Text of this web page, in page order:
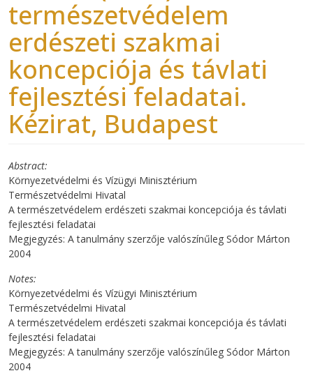
természetvédelem
erdészeti szakmai
koncepciója és távlati
fejlesztési feladatai.
Kézirat, Budapest
Abstract
Környezetvédelmi és Vízügyi Minisztérium
Természetvédelmi Hivatal
A természetvédelem erdészeti szakmai koncepciója és távlati
fejlesztési feladatai
Megjegyzés: A tanulmány szerzője valószínűleg Sódor Márton
2004
Notes
Környezetvédelmi és Vízügyi Minisztérium
Természetvédelmi Hivatal
A természetvédelem erdészeti szakmai koncepciója és távlati
fejlesztési feladatai
Megjegyzés: A tanulmány szerzője valószínűleg Sódor Márton
2004